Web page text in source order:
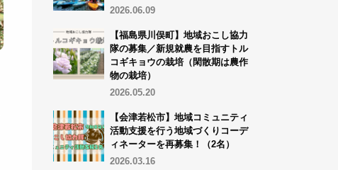
2026.06.09
【福島県川俣町】地域おこし協力
隊の募集／新規就農を目指すトル
コギキョウの栽培（閑散期は農作
物の栽培）
2026.05.20
【会津若松市】地域コミュニティ
活動支援を行う地域づくりコーデ
ィネーターを再募集！（2名）
2026.03.16